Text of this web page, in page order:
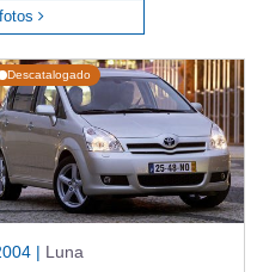
Descatalogado
| Luna